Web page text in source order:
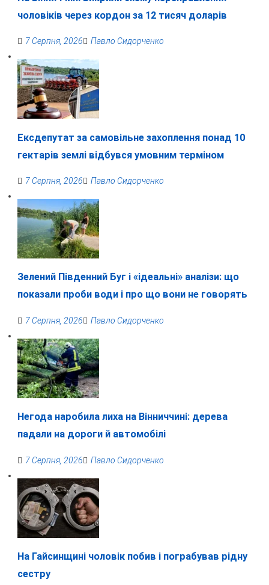
чоловіків через кордон за 12 тисяч доларів
7 Серпня, 2026 Павло Сидорченко
Ексдепутат за самовільне захоплення понад 10
гектарів землі відбувся умовним терміном
7 Серпня, 2026 Павло Сидорченко
Зелений Південний Буг і «ідеальні» аналізи: що
показали проби води і про що вони не говорять
7 Серпня, 2026 Павло Сидорченко
Негода наробила лиха на Вінниччині: дерева
падали на дороги й автомобілі
7 Серпня, 2026 Павло Сидорченко
На Гайсинщині чоловік побив і пограбував рідну
сестру